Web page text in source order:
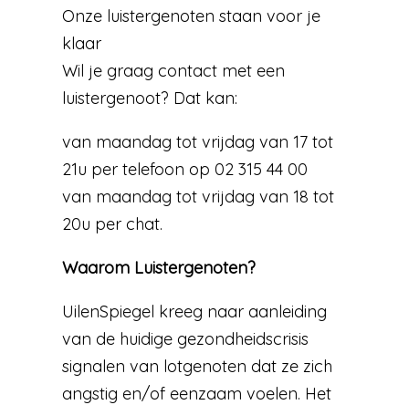
Onze luistergenoten staan voor je
klaar
Wil je graag contact met een
luistergenoot? Dat kan:
van maandag tot vrijdag van 17 tot
21u per telefoon op 02 315 44 00
van maandag tot vrijdag van 18 tot
20u per chat.
Waarom Luistergenoten?
UilenSpiegel kreeg naar aanleiding
van de huidige gezondheidscrisis
signalen van lotgenoten dat ze zich
angstig en/of eenzaam voelen. Het